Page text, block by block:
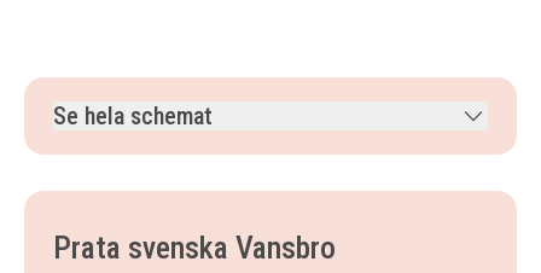
Se hela schemat
torsdag 17 september 2026
torsdag 24 september 2026klockan 13.00–14.30
Prata svenska Vansbro